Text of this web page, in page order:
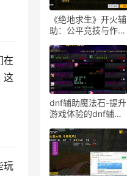
在
这
玩
《绝地求生》开火辅
助：公平竞技与作弊
《绝地求生》游戏中
开火辅助工具的影响
与风险
dnf辅助魔法石-提升
游戏体验的dnf辅助